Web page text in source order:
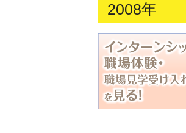
2008年